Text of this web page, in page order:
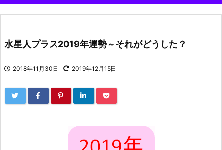
水星人プラス2019年運勢～それがどうした？
2018年11月30日 2019年12月15日